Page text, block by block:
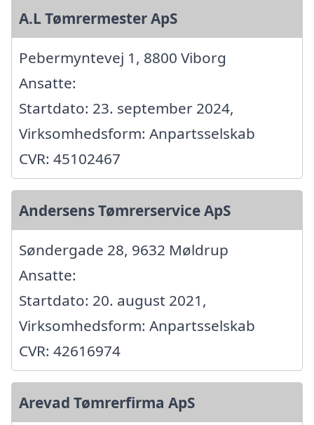
A.L Tømrermester ApS
Pebermyntevej 1, 8800 Viborg
Ansatte:
Startdato: 23. september 2024,
Virksomhedsform: Anpartsselskab
CVR: 45102467
Andersens Tømrerservice ApS
Søndergade 28, 9632 Møldrup
Ansatte:
Startdato: 20. august 2021,
Virksomhedsform: Anpartsselskab
CVR: 42616974
Arevad Tømrerfirma ApS